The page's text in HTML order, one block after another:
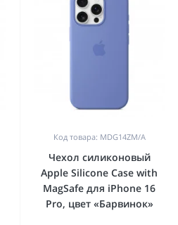
Код товара: MDG14ZM/A
Чехол силиконовый
Apple Silicone Case with
MagSafe для iPhone 16
Pro, цвет «Барвинок»